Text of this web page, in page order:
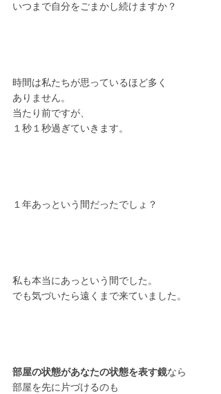
いつまで自分をごまかし続けますか？
時間は私たちが思っているほど多く
ありません。
当たり前ですが、
１秒１秒過ぎていきます。
１年あっという間だったでしょ？
私も本当にあっという間でした。
でも気づいたら遠くまで来ていました。
部屋の状態があなたの状態を表す鏡なら
部屋を先に片づけるのも